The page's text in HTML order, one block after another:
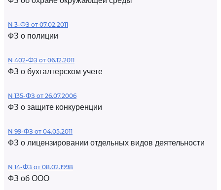
N 3-ФЗ от 07.02.2011
ФЗ о полиции
N 402-ФЗ от 06.12.2011
ФЗ о бухгалтерском учете
N 135-ФЗ от 26.07.2006
ФЗ о защите конкуренции
N 99-ФЗ от 04.05.2011
ФЗ о лицензировании отдельных видов деятельности
N 14-ФЗ от 08.02.1998
ФЗ об ООО